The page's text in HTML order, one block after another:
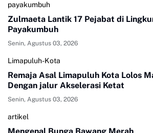
payakumbuh
Zulmaeta Lantik 17 Pejabat di
Payakumbuh
Senin, Agustus 03, 2026
Limapuluh-Kota
Remaja Asal Limapuluh Kota Lolos
Dengan jalur Akselerasi Ketat
Senin, Agustus 03, 2026
artikel